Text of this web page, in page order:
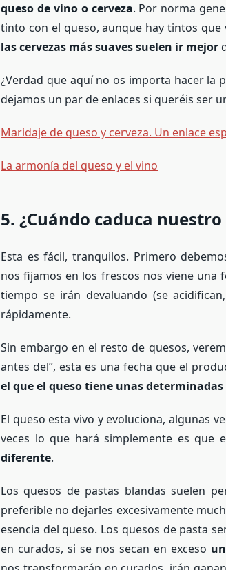
queso de vino o cerveza. Por norma
tinto con el queso, aunque hay tintos
las cervezas más suaves suelen ir mejor
¿Verdad que aquí no os importa hacer la
dejamos un par de enlaces si queréis ser
Maridaje de queso y cerveza. Un enlace
La armonía del queso y el vino
5. ¿Cuándo caduca nuestro
Esta es fácil, tranquilos. Primero
nos fijamos en los frescos nos viene una
tiempo se irán devaluando (se
rápidamente.
Sin embargo en el resto de quesos,
antes del”, esta es una fecha que el
el que el queso tiene unas
El queso esta vivo y evoluciona, algunas
veces lo que hará simplemente es que
diferente.
Los quesos de pastas blandas suelen
preferible no dejarles excesivamente
esencia del queso. Los quesos de pasta
en curados, si se nos secan en exceso